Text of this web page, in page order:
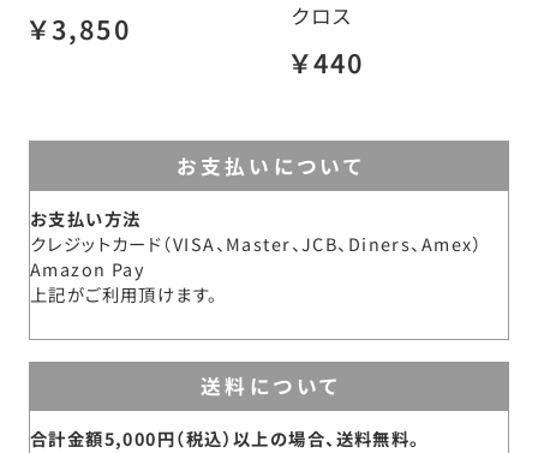
￥3,850
クロス
￥440
お支払いについて
お支払い方法
クレジットカード（VISA、Master、JCB、Diners、Amex）
Amazon Pay
上記がご利用頂けます。
送料について
合計金額5,000円（税込）以上の場合、送料無料。